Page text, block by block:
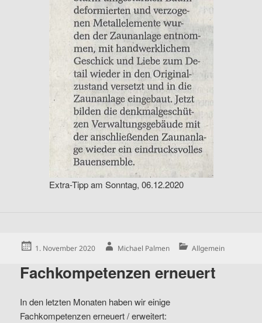
Extra-Tipp am Sonntag, 06.12.2020
Posted
1. November 2020 Author
Michael Palmen Categories
Allgemein
Fachkompetenzen erneuert
In den letzten Monaten haben wir einige
Fachkompetenzen erneuert / erweitert: